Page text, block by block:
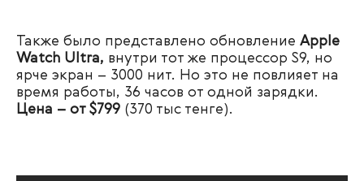
Также было представлено обновление Apple
Watch Ultra, внутри тот же процессор S9, но
ярче экран – 3000 нит. Но это не повлияет на
время работы, 36 часов от одной зарядки.
Цена – от $799 (370 тыс тенге).